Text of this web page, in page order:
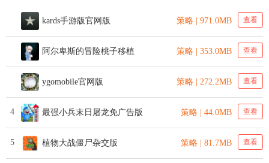
kards手游版官网版 策略 | 971.0MB 查看
阿尔卑斯的冒险桃子移植 策略 | 353.0MB 查看
ygomobile官网版 策略 | 272.2MB 查看
4 最强小兵末日屠龙免广告版 策略 | 44.0MB 查看
5 植物大战僵尸杂交版 策略 | 81.7MB 查看